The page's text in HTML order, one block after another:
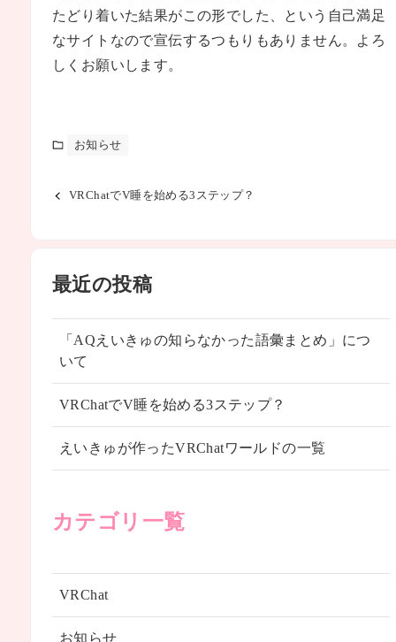
たどり着いた結果がこの形でした、という自己満足
なサイトなので宣伝するつもりもありません。よろ
しくお願いします。
お知らせ
VRChatでV睡を始める3ステップ？
最近の投稿
「AQえいきゅの知らなかった語彙まとめ」につ
いて
VRChatでV睡を始める3ステップ？
えいきゅが作ったVRChatワールドの一覧
カテゴリ一覧
VRChat
お知らせ